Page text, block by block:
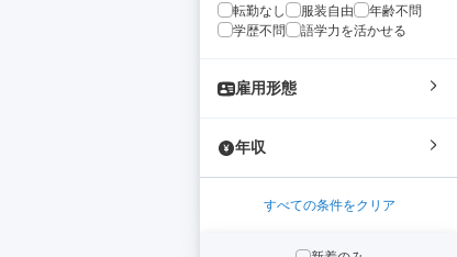
転勤なし
服装自由
年齢不問
学歴不問
語学力を活かせる
雇用形態
年収
すべての条件をクリア